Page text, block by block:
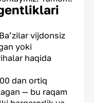
Ba’zilar vijdonsiz
yoki
haqida
dan ortiq
— bu raqam